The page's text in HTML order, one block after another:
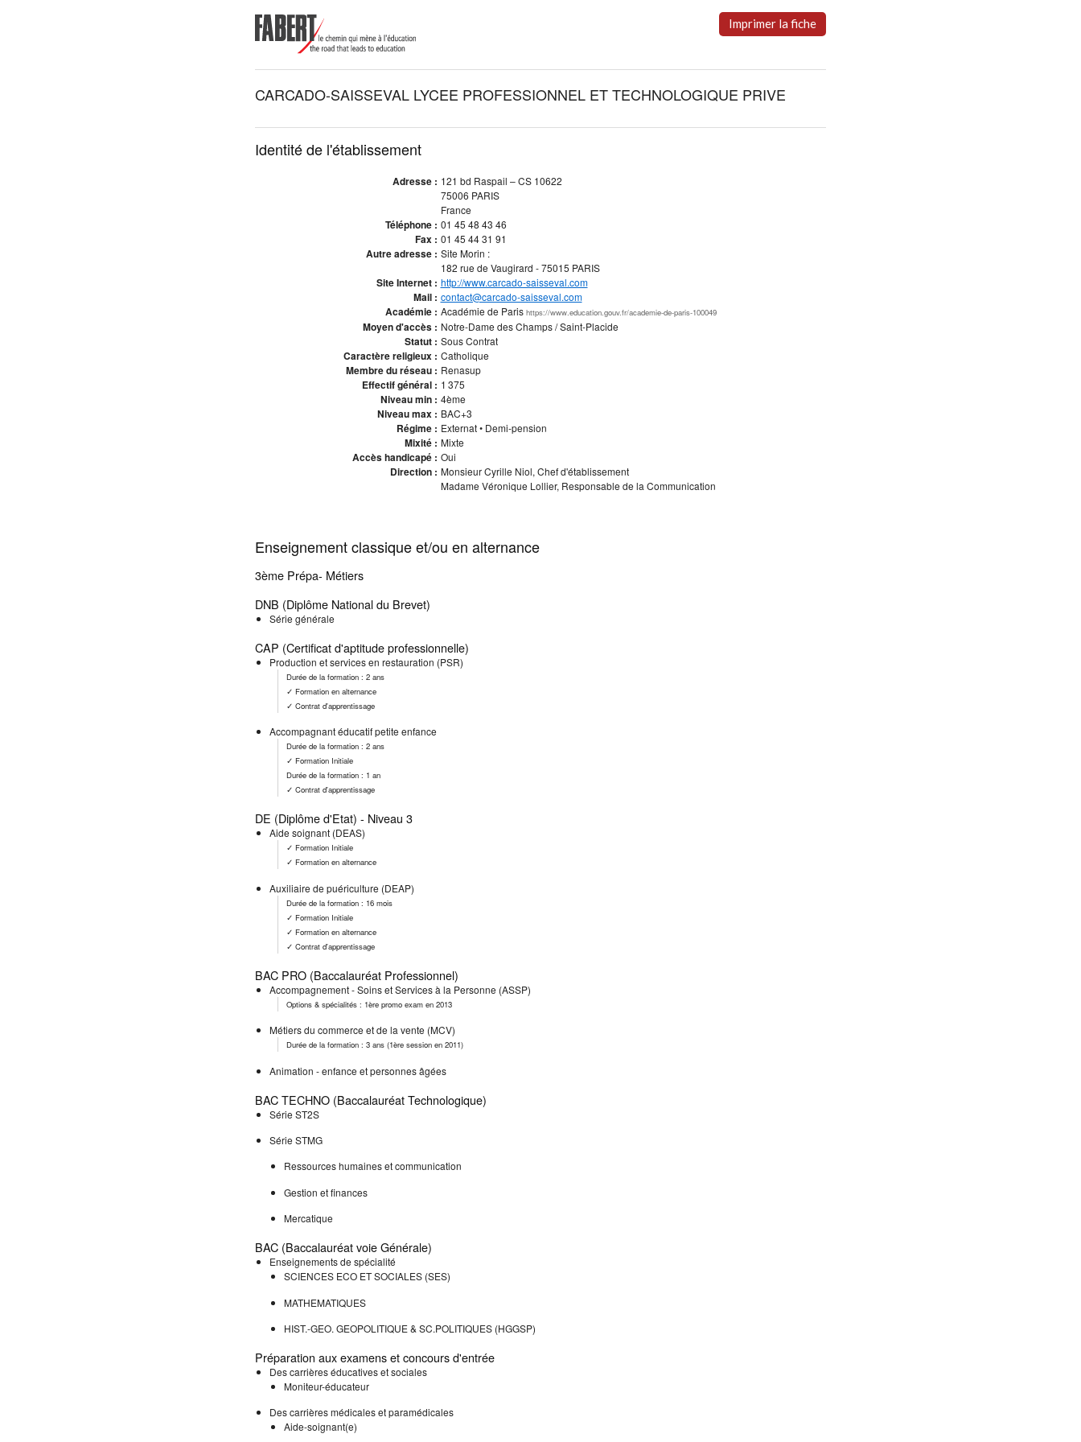
Imprimer la fiche
CARCADO-SAISSEVAL LYCEE PROFESSIONNEL ET TECHNOLOGIQUE PRIVE
Identité de l'établissement
Adresse : 121 bd Raspail – CS 10622
75006 PARIS
France
Téléphone : 01 45 48 43 46
Fax : 01 45 44 31 91
Autre adresse : Site Morin :
182 rue de Vaugirard - 75015 PARIS
Site Internet : http://www.carcado-saisseval.com
Mail : contact@carcado-saisseval.com
Académie : Académie de Paris https://www.education.gouv.fr/academie-de-paris-100049
Moyen d'accès : Notre-Dame des Champs / Saint-Placide
Statut : Sous Contrat
Caractère religieux : Catholique
Membre du réseau : Renasup
Effectif général : 1 375
Niveau min : 4ème
Niveau max : BAC+3
Régime : Externat • Demi-pension
Mixité : Mixte
Accès handicapé : Oui
Direction : Monsieur Cyrille Niol, Chef d'établissement
Madame Véronique Lollier, Responsable de la Communication
Enseignement classique et/ou en alternance
3ème Prépa- Métiers
DNB (Diplôme National du Brevet)
Série générale
CAP (Certificat d'aptitude professionnelle)
Production et services en restauration (PSR)
Durée de la formation : 2 ans
✓ Formation en alternance
✓ Contrat d'apprentissage
Accompagnant éducatif petite enfance
Durée de la formation : 2 ans
✓ Formation Initiale
Durée de la formation : 1 an
✓ Contrat d'apprentissage
DE (Diplôme d'Etat) - Niveau 3
Aide soignant (DEAS)
✓ Formation Initiale
✓ Formation en alternance
Auxiliaire de puériculture (DEAP)
Durée de la formation : 16 mois
✓ Formation Initiale
✓ Formation en alternance
✓ Contrat d'apprentissage
BAC PRO (Baccalauréat Professionnel)
Accompagnement - Soins et Services à la Personne (ASSP)
Options & spécialités : 1ère promo exam en 2013
Métiers du commerce et de la vente (MCV)
Durée de la formation : 3 ans (1ère session en 2011)
Animation - enfance et personnes âgées
BAC TECHNO (Baccalauréat Technologique)
Série ST2S
Série STMG
Ressources humaines et communication
Gestion et finances
Mercatique
BAC (Baccalauréat voie Générale)
Enseignements de spécialité
SCIENCES ECO ET SOCIALES (SES)
MATHEMATIQUES
HIST.-GEO. GEOPOLITIQUE & SC.POLITIQUES (HGGSP)
Préparation aux examens et concours d'entrée
Des carrières éducatives et sociales
Moniteur-éducateur
Des carrières médicales et paramédicales
Aide-soignant(e)